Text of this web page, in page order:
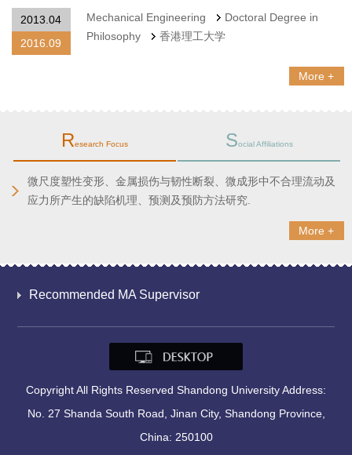
2013.04
2016.09
Mechanical Engineering
Doctoral Degree in
Philosophy
香港理工大学
More +
Research Focus Social Affiliations
微尺度塑性变形、金属损伤与韧性断裂、微成形中不合理流动及
应力所产生的缺陷机理、预测及预防方法研究.
More +
Recommended MA Supervisor
Copyright All Rights Reserved Shandong University Address:
No. 27 Shanda South Road, Jinan City, Shandong Province,
China: 250100